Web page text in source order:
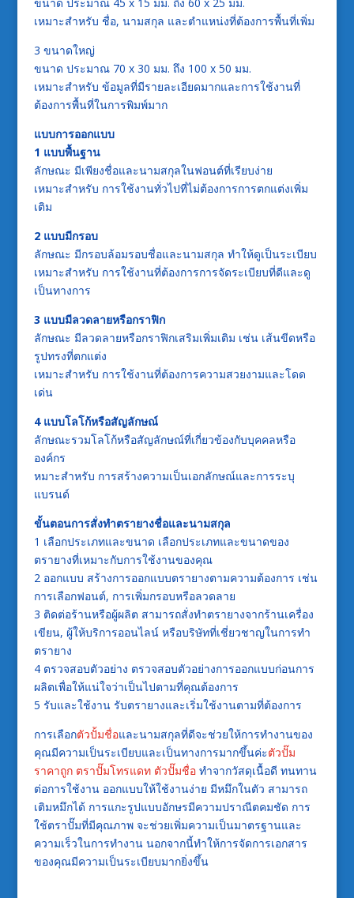
เหมาะสำหรับ ชื่อ, นามสกุล และตำแหน่งที่ต้องการพื้นที่เพิ่ม
3 ขนาดใหญ่
ขนาด ประมาณ 70 x 30 มม. ถึง 100 x 50 มม.
เหมาะสำหรับ ข้อมูลที่มีรายละเอียดมากและการใช้งานที่
ต้องการพื้นที่ในการพิมพ์มาก
แบบการออกแบบ
1 แบบพื้นฐาน
ลักษณะ มีเพียงชื่อและนามสกุลในฟอนต์ที่เรียบง่าย
เหมาะสำหรับ การใช้งานทั่วไปที่ไม่ต้องการการตกแต่งเพิ่ม
เติม
2 แบบมีกรอบ
ลักษณะ มีกรอบล้อมรอบชื่อและนามสกุล ทำให้ดูเป็นระเบียบ
เหมาะสำหรับ การใช้งานที่ต้องการการจัดระเบียบที่ดีและดู
เป็นทางการ
3 แบบมีลวดลายหรือกราฟิก
ลักษณะ มีลวดลายหรือกราฟิกเสริมเพิ่มเติม เช่น เส้นขีดหรือ
รูปทรงที่ตกแต่ง
เหมาะสำหรับ การใช้งานที่ต้องการความสวยงามและโดด
เด่น
4 แบบโลโก้หรือสัญลักษณ์
ลักษณะรวมโลโก้หรือสัญลักษณ์ที่เกี่ยวข้องกับบุคคลหรือ
องค์กร
หมาะสำหรับ การสร้างความเป็นเอกลักษณ์และการระบุ
แบรนด์
ขั้นตอนการสั่งทำตรายางชื่อและนามสกุล
1 เลือกประเภทและขนาด เลือกประเภทและขนาดของ
ตรายางที่เหมาะกับการใช้งานของคุณ
2 ออกแบบ สร้างการออกแบบตรายางตามความต้องการ เช่น
การเลือกฟอนต์, การเพิ่มกรอบหรือลวดลาย
3 ติดต่อร้านหรือผู้ผลิต สามารถสั่งทำตรายางจากร้านเครื่อง
เขียน, ผู้ให้บริการออนไลน์ หรือบริษัทที่เชี่ยวชาญในการทำ
ตรายาง
4 ตรวจสอบตัวอย่าง ตรวจสอบตัวอย่างการออกแบบก่อนการ
ผลิตเพื่อให้แน่ใจว่าเป็นไปตามที่คุณต้องการ
5 รับและใช้งาน รับตรายางและเริ่มใช้งานตามที่ต้องการ
การเลือกตัวปั้มชื่อและนามสกุลที่ดีจะช่วยให้การทำงานของ
คุณมีความเป็นระเบียบและเป็นทางการมากขึ้นค่ะตัวปั๊ม
ราคาถูก ตราปั๊มโทรแดท ตัวปั๊มชื่อทำจากวัสดุเนื้อดี ทนทาน
ต่อการใช้งาน ออกแบบให้ใช้งานง่าย มีหมึกในตัว สามารถ
เติมหมึกได้ การแกะรูปแบบอักษรมีความปราณีตคมชัด การ
ใช้ตราปั๊มที่มีคุณภาพ จะช่วยเพิ่มความเป็นมาตรฐานและ
ความเร็วในการทำงาน นอกจากนี้ทำให้การจัดการเอกสาร
ของคุณมีความเป็นระเบียบมากยิ่งขึ้น